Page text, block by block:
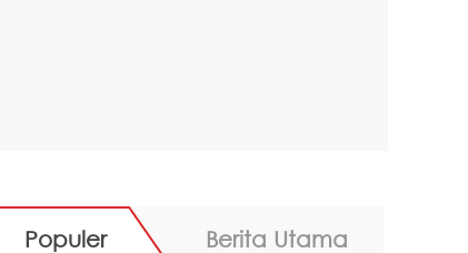
Populer Berita Utama